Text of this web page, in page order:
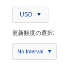
USD
更新頻度の選択:
No Interval